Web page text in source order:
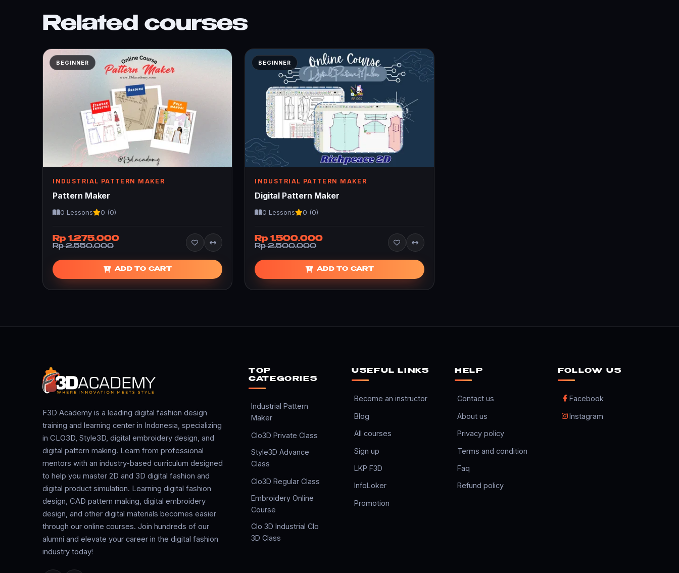
Related courses
BEGINNER
INDUSTRIAL PATTERN MAKER
Pattern Maker
0 Lessons 0 (0)
Rp 1.275.000
Rp 2.550.000
ADD TO CART
BEGINNER
INDUSTRIAL PATTERN MAKER
Digital Pattern Maker
0 Lessons 0 (0)
Rp 1.500.000
Rp 2.500.000
ADD TO CART
F3D Academy is a leading digital fashion design
training and learning center in Indonesia, specializing
in CLO3D, Style3D, digital embroidery design, and
digital pattern making. Learn from professional
mentors with an industry-based curriculum designed
to help you master 2D and 3D digital fashion and
digital product simulation. Learning digital fashion
design, CAD pattern making, digital embroidery
design, and other digital materials becomes easier
through our online courses. Join hundreds of our
alumni and elevate your career in the digital fashion
industry today!
TOP
CATEGORIES
Industrial Pattern
Maker
Clo3D Private Class
Style3D Advance
Class
Clo3D Regular Class
Embroidery Online
Course
Clo 3D Industrial Clo
3D Class
USEFUL LINKS
Become an instructor
Blog
All courses
Sign up
LKP F3D
InfoLoker
Promotion
HELP
Contact us
About us
Privacy policy
Terms and condition
Faq
Refund policy
FOLLOW US
Facebook
Instagram